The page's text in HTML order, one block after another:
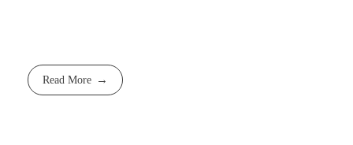
Read More